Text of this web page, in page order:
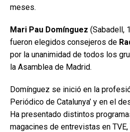
meses.
Mari Pau Domínguez (Sabadell,
fueron elegidos consejeros de
por la unanimidad de todos los
la Asamblea de Madrid.
Domínguez se inició en la
Periódico de Catalunya’ y en el
Ha presentado distintos
magacines de entrevistas en